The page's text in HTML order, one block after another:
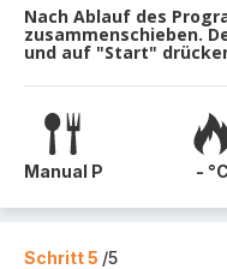
Nach Ablauf des
zusammenschieben.
und auf "Start"
Manual P - °C
Schritt 5 /5